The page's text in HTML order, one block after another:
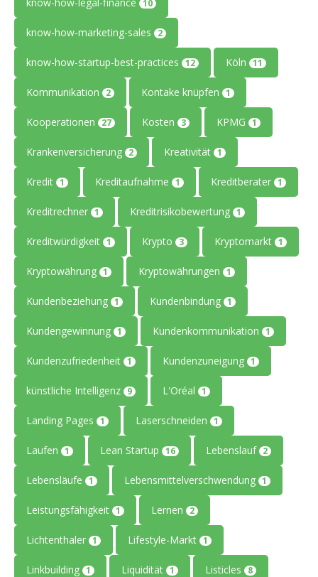
10
know-how-marketing-sales 2
know-how-startup-best-practices 12 Köln 11
Kommunikation 2 Kontake knüpfen 1
Kooperationen 27 Kosten 3 KPMG 1
Krankenversicherung 2 Kreativität 1
Kredit 1 Kreditaufnahme 1 Kreditberater 1
Kreditrechner 1 Kreditrisikobewertung 1
Kreditwürdigkeit 1 Krypto 3 Kryptomarkt 1
Kryptowährung 1 Kryptowährungen 1
Kundenbeziehung 1 Kundenbindung 1
Kundengewinnung 1 Kundenkommunikation 1
Kundenzufriedenheit 1 Kundenzuneigung 1
künstliche Intelligenz 9 L'Oréal 1
Landing Pages 1 Laserschneiden 1
Laufen 1 Lean Startup 16 Lebenslauf 2
Lebensläufe 1 Lebensmittelverschwendung 1
Leistungsfähigkeit 1 Lernen 2
Lichtenthaler 1 Lifestyle-Markt 1
Linkbuilding 1 Liquidität 1 Listicles 8